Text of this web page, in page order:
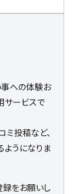
事への体験お
サービスで
ミ投稿など、
うになりま
をお願いし